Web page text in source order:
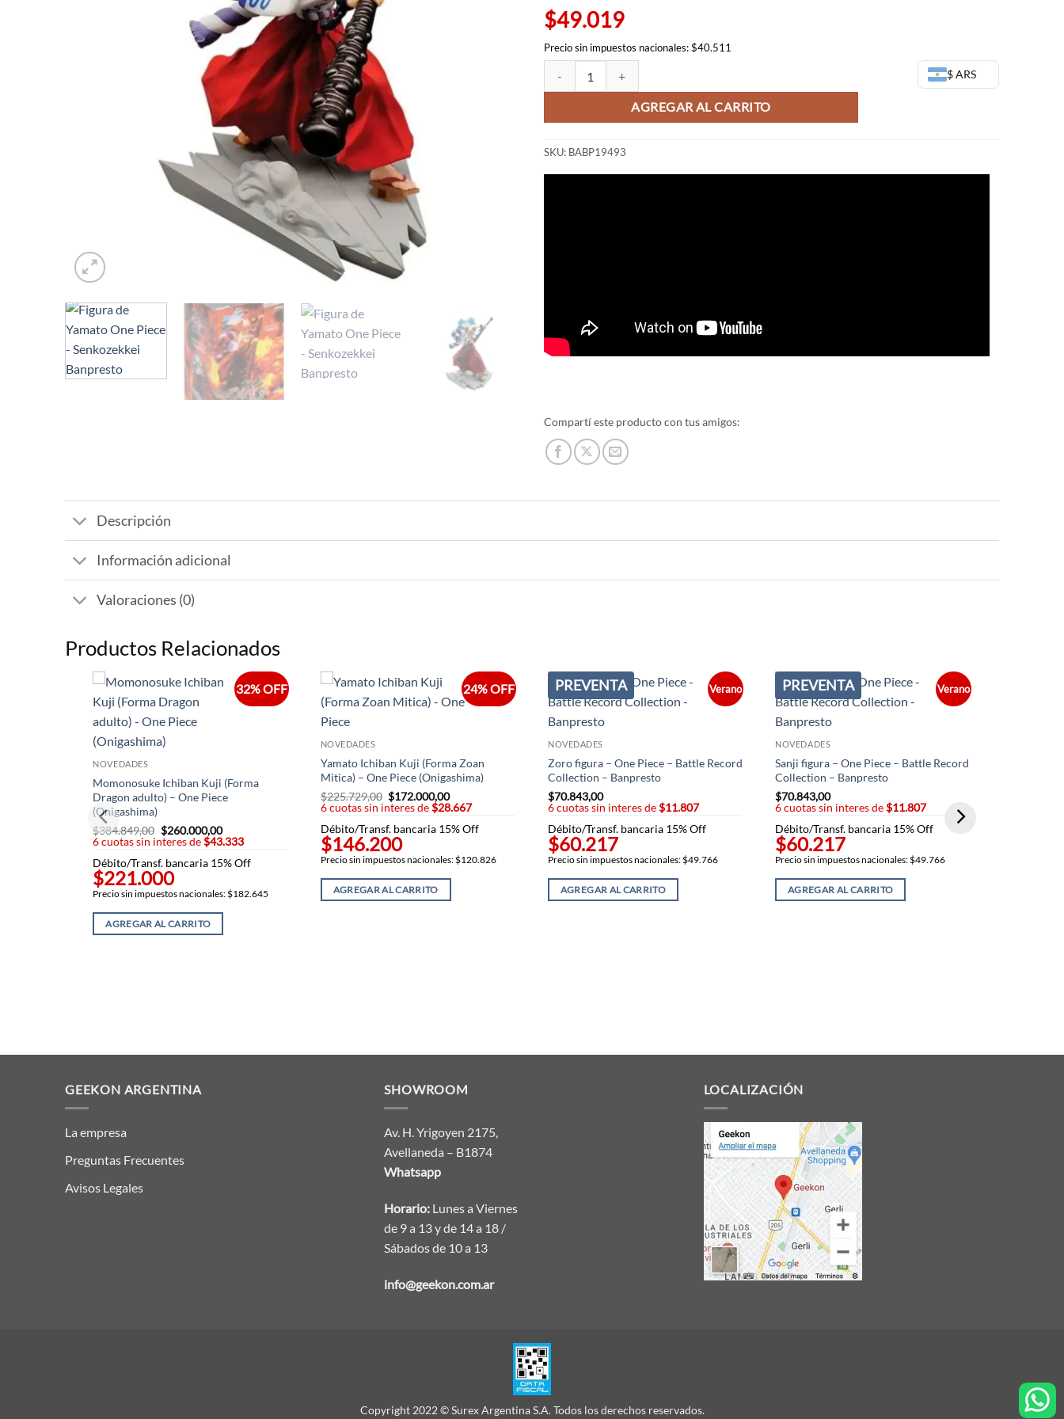
$49.019
Precio sin impuestos nacionales: $40.511
$ ARS
AGREGAR AL CARRITO
SKU: BABP19493
Compartí este producto con tus amigos:
Descripción
Información adicional
Valoraciones (0)
Productos Relacionados
32% OFF
NOVEDADES
Momonosuke Ichiban Kuji (Forma
Dragon adulto) – One Piece
(Onigashima)
$384.849,00 El
precio
era:
$384.849,00.
$260.000,00El
precio
es:
6 cuotas sin interes de$43.333
Débito/Transf. bancaria 15% Off
$221.000
Precio sin impuestos nacionales: $182.645
AGREGAR AL CARRITO
24% OFF
NOVEDADES
Yamato Ichiban Kuji (Forma Zoan
Mitica) – One Piece (Onigashima)
$225.729,00 El
precio
era:
$225.729,00.
$172.000,00El
precio
es:
6 cuotas sin interes de$28.667
Débito/Transf. bancaria 15% Off
$146.200
Precio sin impuestos nacionales: $120.826
AGREGAR AL CARRITO
PREVENTA Verano
NOVEDADES
Zoro figura – One Piece – Battle Record
Collection – Banpresto
$70.843,00
6 cuotas sin interes de$11.807
Débito/Transf. bancaria 15% Off
$60.217
Precio sin impuestos nacionales: $49.766
AGREGAR AL CARRITO
PREVENTA Verano
NOVEDADES
Sanji figura – One Piece – Battle Record
Collection – Banpresto
$70.843,00
6 cuotas sin interes de$11.807
Débito/Transf. bancaria 15% Off
$60.217
Precio sin impuestos nacionales: $49.766
AGREGAR AL CARRITO
GEEKON ARGENTINA
La empresa
Preguntas Frecuentes
Avisos Legales
SHOWROOM
Av. H. Yrigoyen 2175,
Avellaneda – B1874
Whatsapp
Horario: Lunes a Viernes
de 9 a 13 y de 14 a 18 /
Sábados de 10 a 13
info@geekon.com.ar
LOCALIZACIÓN
Copyright 2022 © Surex Argentina S.A. Todos los derechos reservados.